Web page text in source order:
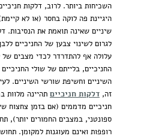
השכיחות ביותר. לרוב, דלקות
היגיינת פה לוקה בחסר (או לא
שיניים שאינה תואמת את הנסיבות.
לגרום לשינוי צבען של החניכיים
עלולה אף להתדרדר לכדי מצבים של
החניכיים, בלייתם של שולי
השיניים וחשיפת שורשי השיניים.
זה, דלקות חניכיים תהיינה מלוות
חניכיים מדממים (אם בזמן צחצוח
ספונטני, במצבים החמורים יותר),
רופפות ואינם מעוגנות למקומן.